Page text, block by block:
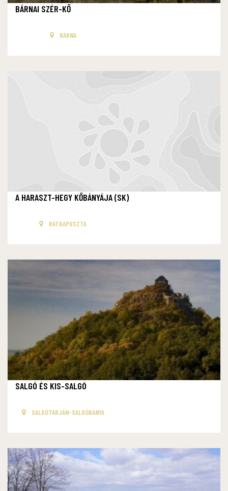
BÁRNAI SZÉR-KŐ
BÁRNA
A HARASZT-HEGY KŐBÁNYÁJA (SK)
RÁTKAPUSZTA
SALGÓ ÉS KIS-SALGÓ
SALGÓTARJÁN-SALGÓBÁNYA